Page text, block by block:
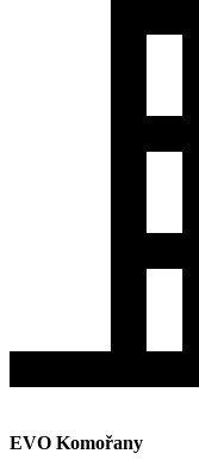
EVO Komořany